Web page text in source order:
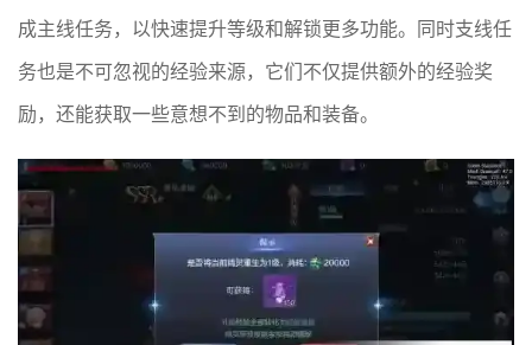
成主线任务，以快速提升等级和解锁更多功能。同时支线任
务也是不可忽视的经验来源，它们不仅提供额外的经验奖
励，还能获取一些意想不到的物品和装备。